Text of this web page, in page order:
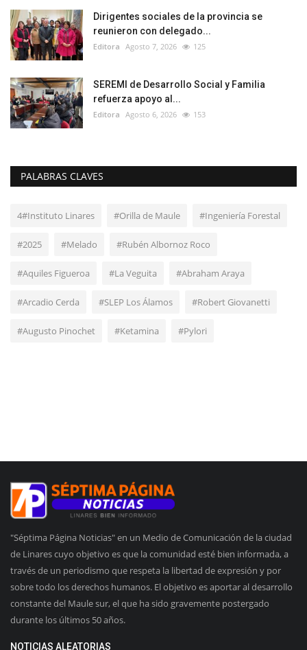
Dirigentes sociales de la provincia se
reunieron con delegado...
Editora Agosto 7, 2026 125
SEREMI de Desarrollo Social y Familia
refuerza apoyo al...
Editora Agosto 6, 2026 153
PALABRAS CLAVES
4#Instituto Linares #Orilla de Maule #Ingeniería Forestal
#2025 #Melado #Rubén Albornoz Roco
#Aquiles Figueroa #La Veguita #Abraham Araya
#Arcadio Cerda #SLEP Los Álamos #Robert Giovanetti
#Augusto Pinochet #Ketamina #Pylori
"Séptima Página Noticias" en un Medio de Comunicación de la ciudad
de Linares cuyo objetivo es que la comunidad esté bien informada, a
través de un periodismo que respeta la libertad de expresión y por
sobre todo los derechos humanos. El objetivo es aportar al desarrollo
constante del Maule sur, el que ha sido gravemente postergado
durante los últimos 50 años.
NOTICIAS ALEATORIAS